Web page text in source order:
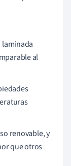
laminada
al
renovable, y
que otros